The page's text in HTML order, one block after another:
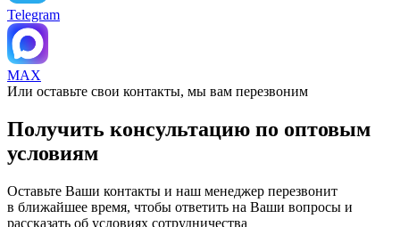
Telegram
MAX
Или оставьте свои контакты, мы вам перезвоним
Получить консультацию по оптовым
условиям
Оставьте Ваши контакты и наш менеджер перезвонит
в ближайшее время, чтобы ответить на Ваши вопросы и
рассказать об условиях сотрудничества